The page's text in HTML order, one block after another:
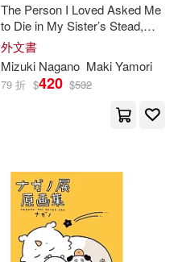
The Person I Loved Asked Me
to Die in My Sister’s Stead,
Volume 2: Volume 2
外文書
Mizuki Nagano Maki Yamori
79 折 $420 $532